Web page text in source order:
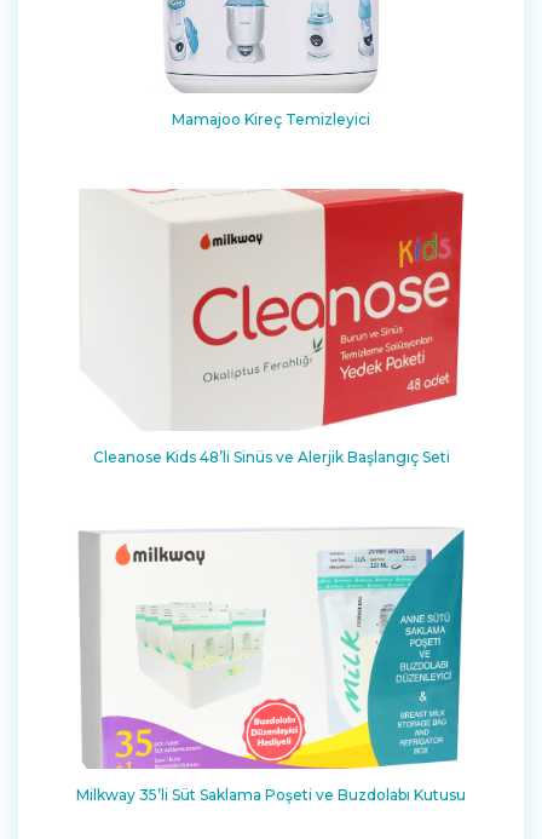
Mamajoo Kireç Temizleyici
Cleanose Kids 48’li Sinüs ve Alerjik Başlangıç Seti
Milkway 35’li Süt Saklama Poşeti ve Buzdolabı Kutusu